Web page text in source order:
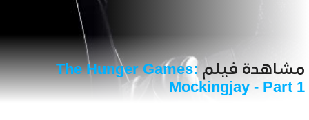
مشاهدة فيلم The Hunger Games:
Mockingjay - Part 1